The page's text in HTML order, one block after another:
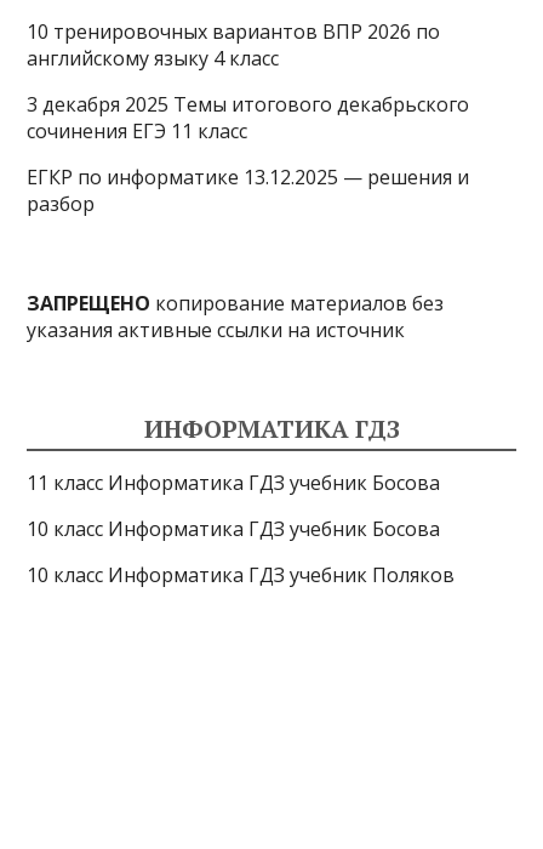
10 тренировочных вариантов ВПР 2026 по
английскому языку 4 класс
3 декабря 2025 Темы итогового декабрьского
сочинения ЕГЭ 11 класс
ЕГКР по информатике 13.12.2025 — решения и
разбор
ЗАПРЕЩЕНО копирование материалов без
указания активные ссылки на источник
ИНФОРМАТИКА ГДЗ
11 класс Информатика ГДЗ учебник Босова
10 класс Информатика ГДЗ учебник Босова
10 класс Информатика ГДЗ учебник Поляков